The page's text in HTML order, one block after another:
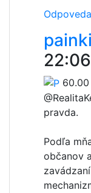
22:06
60.00
@Realita
pravda.
Podľa
občanov